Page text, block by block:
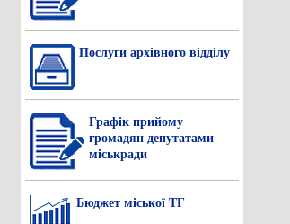
Послуги архівного відділу
Графік прийому
громадян депутатами
міськради
Бюджет міської ТГ